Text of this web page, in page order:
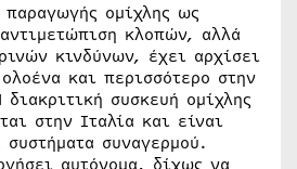
ομίχλης ως
κλοπών, αλλά
κινδύνων, έχει αρχίσει
και περισσότερο στην
συσκευή ομίχλης
στην Ιταλία και είναι
συναγερμού.